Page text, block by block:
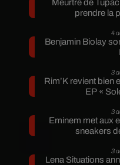
Meurtre de
prendre la
4
Benjamin Biolay
3
Rim’K revient bien
EP «
3
Eminem met aux
sneakers
3
Lena Situations